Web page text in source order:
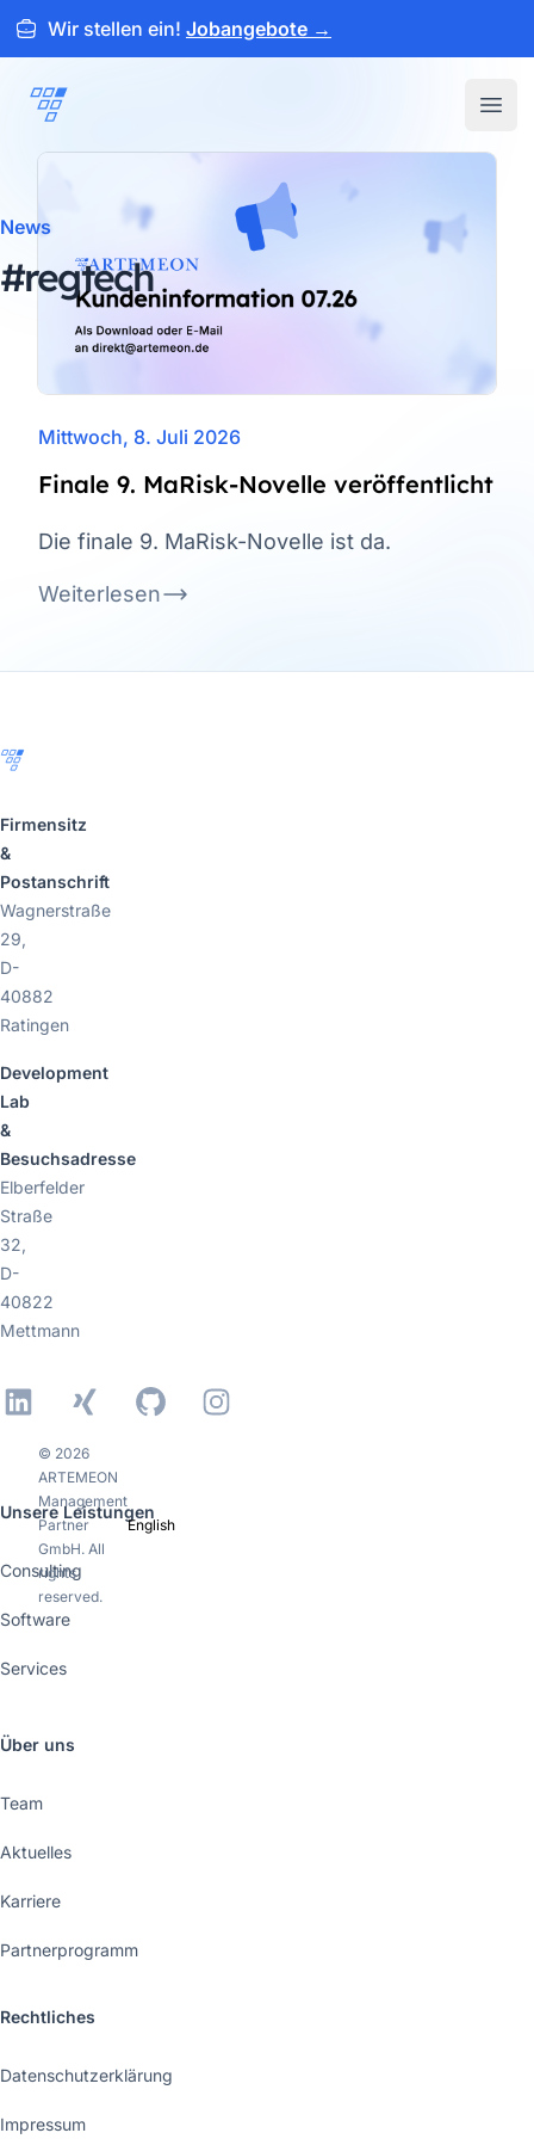
Wir stellen ein! Jobangebote →
ARTEMEON
News
#regtech
Mittwoch, 8. Juli 2026
Finale 9. MaRisk-Novelle veröffentlicht
Die finale 9. MaRisk-Novelle ist da.
Weiterlesen
Firmensitz
&
Postanschrift
Wagnerstraße
29,
D-
40882
Ratingen
Development
Lab
&
Besuchsadresse
Elberfelder
Straße
32,
D-
40822
Mettmann
LinkedIn
Xing GitHubInstagram
Unsere Leistungen
Consulting
Software
Services
Über uns
Team
Aktuelles
Karriere
Partnerprogramm
Rechtliches
Datenschutzerklärung
Impressum
© 2026
ARTEMEON
Management
Partner
GmbH. All
rights
reserved.
English